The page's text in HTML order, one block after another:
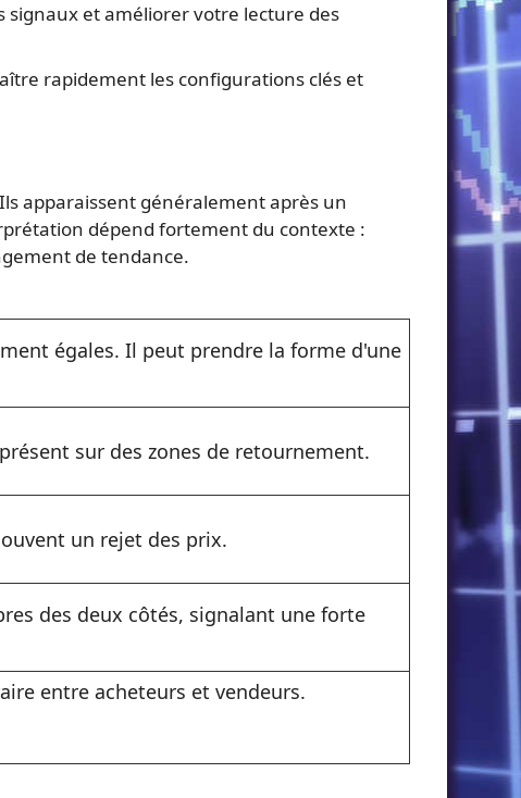
signaux et améliorer votre lecture des
rapidement les configurations clés et
apparaissent généralement après un
dépend fortement du contexte :
de tendance.
égales. Il peut prendre la forme d'une
sur des zones de retournement.
un rejet des prix.
des deux côtés, signalant une forte
entre acheteurs et vendeurs.